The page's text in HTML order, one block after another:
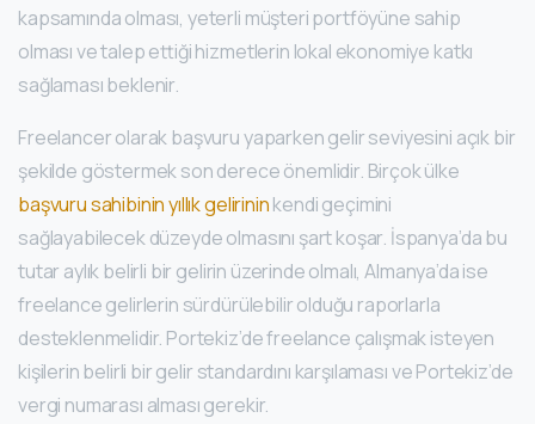
kapsamında olması, yeterli müşteri portföyüne sahip
olması ve talep ettiği hizmetlerin lokal ekonomiye katkı
sağlaması beklenir.
Freelancer olarak başvuru yaparken gelir seviyesini açık bir
şekilde göstermek son derece önemlidir. Birçok ülke
başvuru sahibinin yıllık gelirininkendi geçimini
sağlayabilecek düzeyde olmasını şart koşar. İspanya’da bu
tutar aylık belirli bir gelirin üzerinde olmalı, Almanya’da ise
freelance gelirlerin sürdürülebilir olduğu raporlarla
desteklenmelidir. Portekiz’de freelance çalışmak isteyen
kişilerin belirli bir gelir standardını karşılaması ve Portekiz’de
vergi numarası alması gerekir.